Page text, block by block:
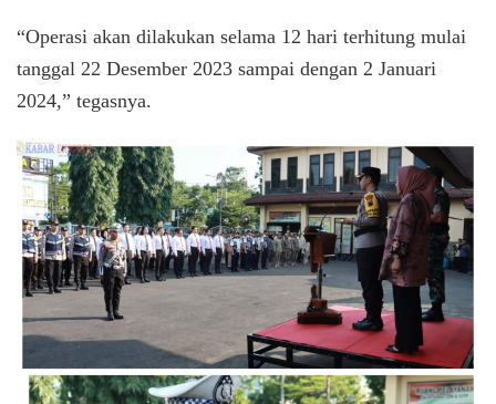
“Operasi akan dilakukan selama 12 hari terhitung mulai
tanggal 22 Desember 2023 sampai dengan 2 Januari
2024,” tegasnya.